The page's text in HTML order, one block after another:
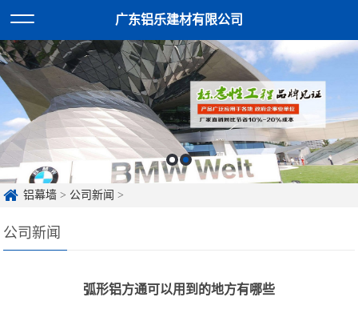
广东铝乐建材有限公司
铝幕墙 > 公司新闻 >
公司新闻
弧形铝方通可以用到的地方有哪些